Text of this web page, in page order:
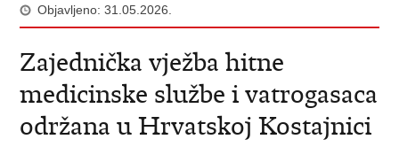
Objavljeno: 31.05.2026.
Zajednička vježba hitne
medicinske službe i vatrogasaca
održana u Hrvatskoj Kostajnici